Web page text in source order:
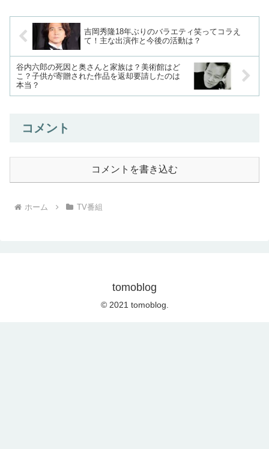
吉岡秀隆18年ぶりのバラエティ笑ってコラえ
て！主な出演作と今後の活動は？
谷内六郎の死因と奥さんと家族は？美術館はど
こ？子供が寄贈された作品を返却要請したのは
本当？
コメント
コメントを書き込む
ホーム TV番組
tomoblog
© 2021 tomoblog.